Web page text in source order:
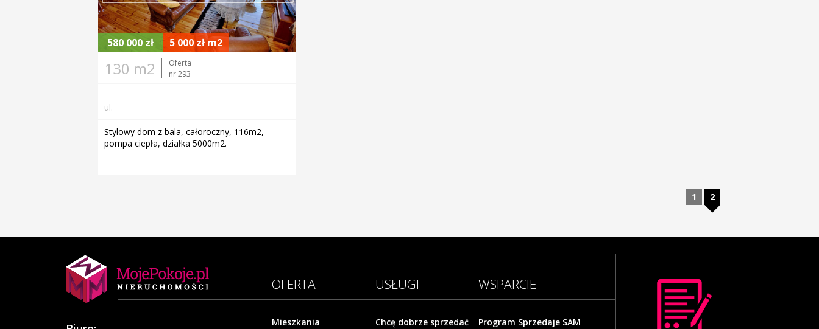
580 000 zł 5 000 zł m2
130 m2
Oferta
nr 293
ul.
Stylowy dom z bala, całoroczny, 116m2,
pompa ciepła, działka 5000m2.
1 2
OFERTA
Mieszkania
USŁUGI
Chcę dobrze sprzedać
WSPARCIE
Program Sprzedaje SAM